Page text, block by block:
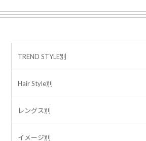
TREND STYLE別
Hair Style別
レングス別
イメージ別